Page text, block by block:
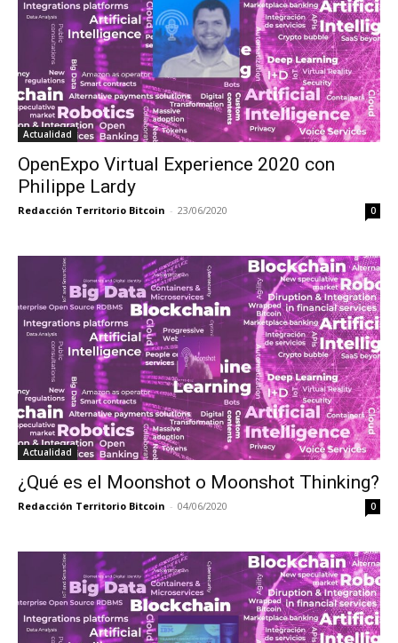
Actualidad
OpenExpo Virtual Experience 2020 con
Philippe Lardy
Redacción Territorio Bitcoin - 23/06/2020 0
Actualidad
¿Qué es el Moonshot o Moonshot Thinking?
Redacción Territorio Bitcoin - 04/06/2020 0